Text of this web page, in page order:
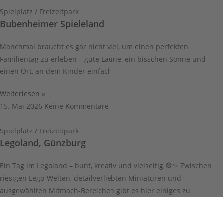
Spielplatz / Freizeitpark
Bubenheimer Spieleland
Manchmal braucht es gar nicht viel, um einen perfekten
Familientag zu erleben – gute Laune, ein bisschen Sonne und
einen Ort, an dem Kinder einfach
Weiterlesen »
15. Mai 2026 Keine Kommentare
Spielplatz / Freizeitpark
Legoland, Günzburg
Ein Tag im Legoland – bunt, kreativ und vielseitig 🎡✨ Zwischen
riesigen Lego-Welten, detailverliebten Miniaturen und
ausgewählten Mitmach-Bereichen gibt es hier einiges zu